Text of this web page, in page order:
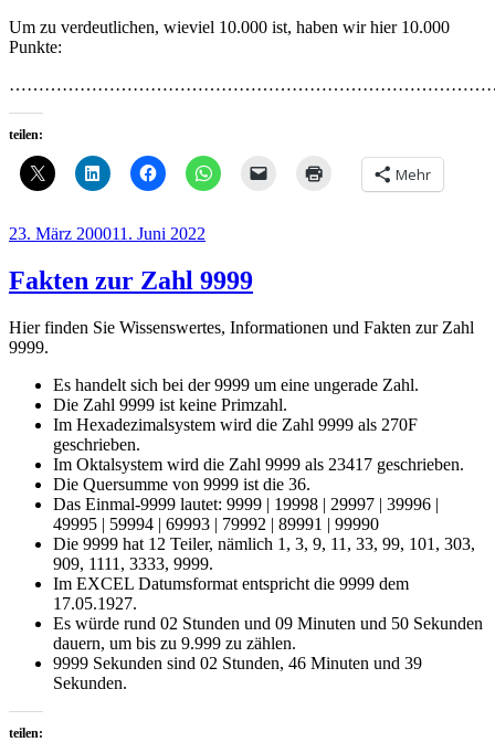
Um zu verdeutlichen, wieviel 10.000 ist, haben wir hier 10.000
Punkte:
teilen:
Mehr
Veröffentlicht
23. März 200011. Juni 2022
Fakten zur Zahl 9999
Hier finden Sie Wissenswertes, Informationen und Fakten zur Zahl
9999.
Es handelt sich bei der 9999 um eine ungerade Zahl.
Die Zahl 9999 ist keine Primzahl.
Im Hexadezimalsystem wird die Zahl 9999 als 270F
geschrieben.
Im Oktalsystem wird die Zahl 9999 als 23417 geschrieben.
Die Quersumme von 9999 ist die 36.
Das Einmal-9999 lautet: 9999 | 19998 | 29997 | 39996 |
49995 | 59994 | 69993 | 79992 | 89991 | 99990
Die 9999 hat 12 Teiler, nämlich 1, 3, 9, 11, 33, 99, 101, 303,
909, 1111, 3333, 9999.
Im EXCEL Datumsformat entspricht die 9999 dem
17.05.1927.
Es würde rund 02 Stunden und 09 Minuten und 50 Sekunden
dauern, um bis zu 9.999 zu zählen.
9999 Sekunden sind 02 Stunden, 46 Minuten und 39
Sekunden.
teilen: